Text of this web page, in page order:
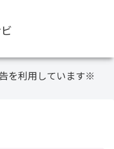
を利用しています※